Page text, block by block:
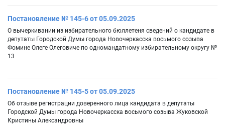
Постановление № 145-6 от 05.09.2025
О вычеркивании из избирательного бюллетеня сведений о кандидате в
депутаты Городской Думы города Новочеркасска восьмого созыва
Фомине Олеге Олеговиче по одномандатному избирательному округу №
13
Постановление № 145-5 от 05.09.2025
Об отзыве регистрации доверенного лица кандидата в депутаты
Городской Думы города Новочеркасска восьмого созыва Жуковской
Кристины Александровны